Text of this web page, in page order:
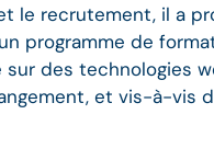
le recrutement, il a
de
des technologies
et vis-à-vis